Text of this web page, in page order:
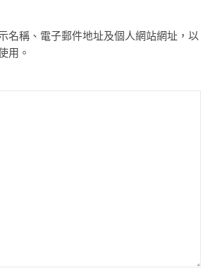
名稱、電子郵件地址及個人網站網址，以
用。